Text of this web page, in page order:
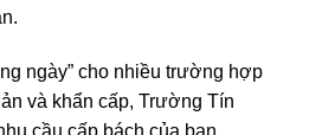
ngày” cho nhiều trường hợp
và khẩn cấp, Trường Tín